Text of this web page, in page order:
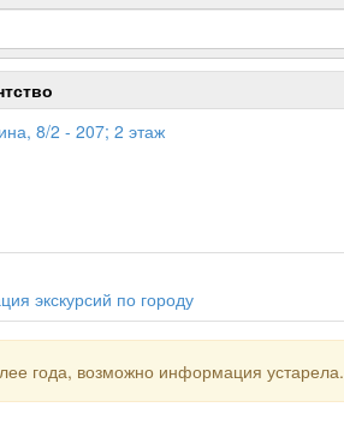
8/2 - 207; 2 этаж
экскурсий по городу
года, возможно информация устарела.